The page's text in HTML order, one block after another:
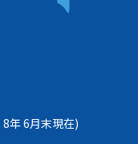
8年 6月末現在)